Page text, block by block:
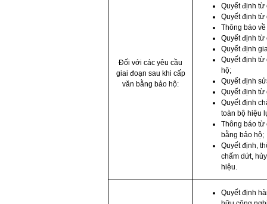
Đối với các yêu cầu
giai đoạn sau khi cấp
văn bằng bảo hộ:
Quyết định từ
Quyết định từ
Thông báo
Quyết định từ
Quyết định
Quyết định
hộ;
Quyết định
Quyết định từ
Quyết định
toàn bộ hiệu
Thông báo từ
bằng bảo hộ;
Quyết định,
chấm dứt,
hiệu.
Quyết định